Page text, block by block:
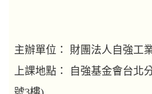
主辦單位： 財團法人自強工
上課地點： 自強基金會台北